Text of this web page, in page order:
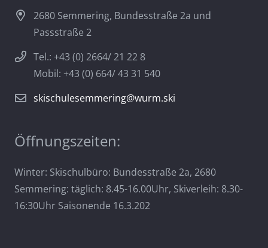
2680 Semmering, Bundesstraße 2a und
Passstraße 2
Tel.: +43 (0) 2664/ 21 22 8
Mobil: +43 (0) 664/ 43 31 540
skischulesemmering@wurm.ski
Öffnungszeiten:
Winter: Skischulbüro: Bundesstraße 2a, 2680
Semmering: täglich: 8.45-16.00Uhr, Skiverleih: 8.30-
16:30Uhr Saisonende 16.3.202